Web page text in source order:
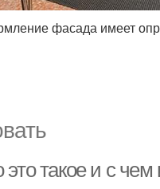
фасада имеет
такое и с чем